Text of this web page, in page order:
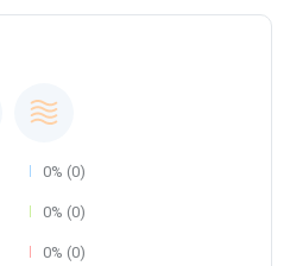
0% (0)
0% (0)
0% (0)